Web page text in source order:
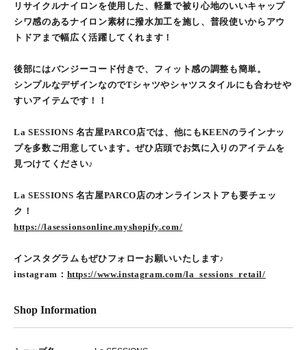
リサイクルナイロンを使用した、軽量で被り心地のいいキャップ
シワ感のあるナイロン素材に撥水加工を施し、普段使いからアウ
トドアまで幅広く活躍してくれます！
後部にはバンジーコード付きで、フィット感の調整も簡単。
シンプルなデザインなのでTシャツやシャツスタイルにも合わせや
すいアイテムです！！
La SESSIONS 名古屋PARCO店では、他にもKEENのラインナッ
プを多数ご用意しています。ぜひ店頭でお気に入りのアイテムを
見つけてください♪
La SESSIONS 名古屋PARCO店のオンラインストアも要チェッ
ク！
https://lasessionsonline.myshopify.com/
インスタグラムもぜひフォローお願いいたします♪
instagram： https://www.instagram.com/la_sessions_retail/
Shop Information